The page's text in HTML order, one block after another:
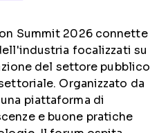
Summit 2026 connette
focalizzati su
del settore pubblico
Organizzato da
piattaforma di
e buone pratiche